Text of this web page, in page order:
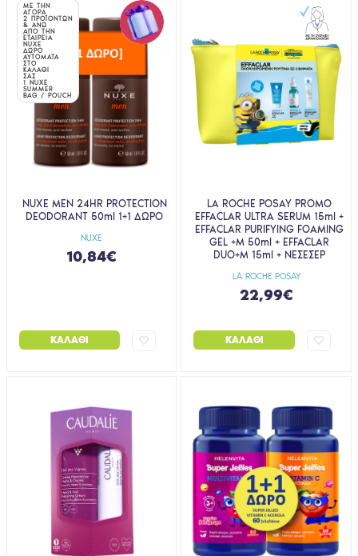
ΜΕ ΤΗΝ
ΑΓΟΡΑ
2 ΠΡΟΪΟΝΤΩΝ
& ΑΝΩ
ΑΠΟ ΤΗΝ
ΕΤΑΙΡΕΙΑ
NUXE
ΔΩΡΟ
ΑΥΤΟΜΑΤΑ
ΣΤΟ
ΚΑΛΑΘΙ
ΣΑΣ
1 NUXE
SUMMER
BAG / POUCH
NUXE
NUXE MEN 24HR PROTECTION
DEODORANT 50ml 1+1 ΔΩΡΟ
10,84€
ΚΑΛΆΘΙ
LA ROCHE POSAY
LA ROCHE POSAY PROMO
EFFACLAR ULTRA SERUM 15ml +
EFFACLAR PURIFYING FOAMING
GEL +M 50ml + EFFACLAR
DUO+M 15ml + ΝΕΣΕΣΕΡ
22,99€
ΚΑΛΆΘΙ